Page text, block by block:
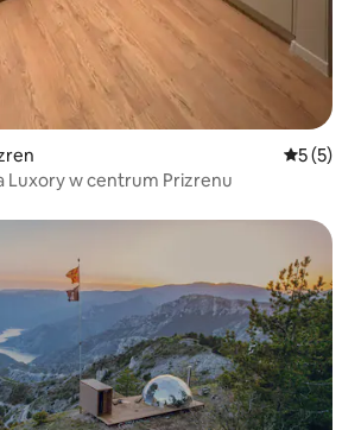
Średnia
5 (5)
Luxory w centrum Prizrenu